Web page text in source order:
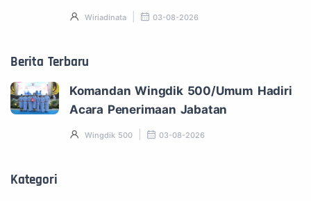
Wiriadinata 03-08-2026
Berita Terbaru
Komandan Wingdik 500/Umum Hadiri
Acara Penerimaan Jabatan
Wingdik 500 03-08-2026
Kategori